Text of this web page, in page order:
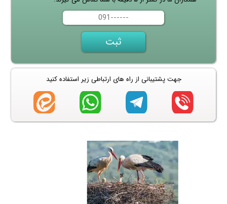
جهت پشتیبانی از راه های ارتباطی زیر استفاده کنید